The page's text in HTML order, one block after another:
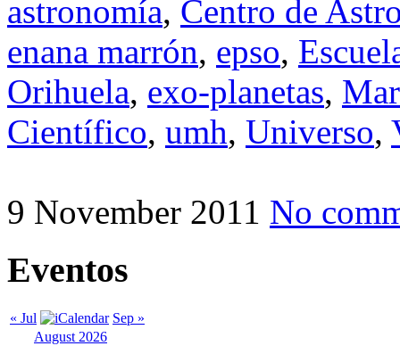
astronomía, Centro de
enana marrón, epso,
Orihuela, exo-planetas,
Científico, umh, Universo,
9 November 2011 No
Eventos
« Jul
Sep »
August 2026